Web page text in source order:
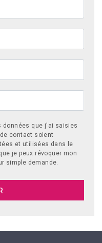
données que j'ai saisies
contact soient
et utilisées dans le
je peux révoquer mon
simple demande.